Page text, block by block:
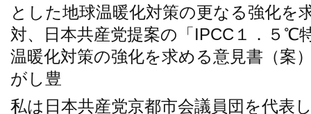
とした地球温暖化対策の更なる強化を
対、日本共産党提案の「IPCC１．５℃
温暖化対策の強化を求める意見書
がし豊
私は日本共産党京都市会議員団を代表